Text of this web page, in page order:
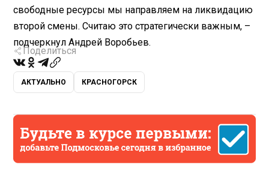
свободные ресурсы мы направляем на ликвидацию
второй смены. Считаю это стратегически важным, –
подчеркнул Андрей Воробьев.
Поделиться
АКТУАЛЬНО КРАСНОГОРСК